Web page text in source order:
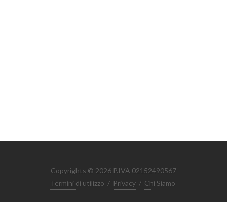
Copyrights © 2026 P.IVA 02152490567
Termini di utilizzo / Privacy / Chi Siamo